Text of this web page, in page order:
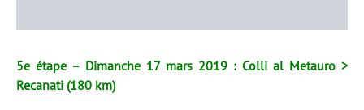
5e étape – Dimanche 17 mars 2019 : Colli al Metauro >
Recanati (180 km)